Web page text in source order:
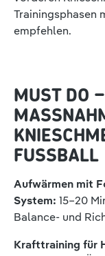
Trainingsphasen
empfehlen.
MUST DO
USSBALL
Aufwärmen mit
System: 15–20
Balance- und
Krafttraining für